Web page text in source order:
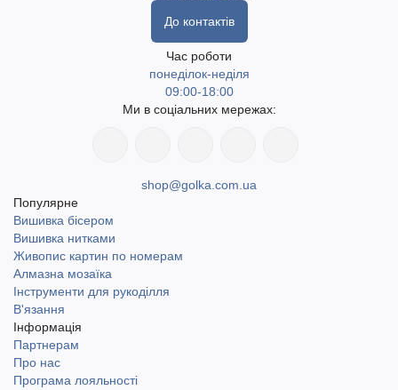
До контактів
Час роботи
понеділок-неділя
09:00-18:00
Ми в соціальних мережах:
shop@golka.com.ua
Популярне
Вишивка бісером
Вишивка нитками
Живопис картин по номерам
Алмазна мозаїка
Інструменти для рукоділля
В'язання
Інформація
Партнерам
Про нас
Програма лояльності